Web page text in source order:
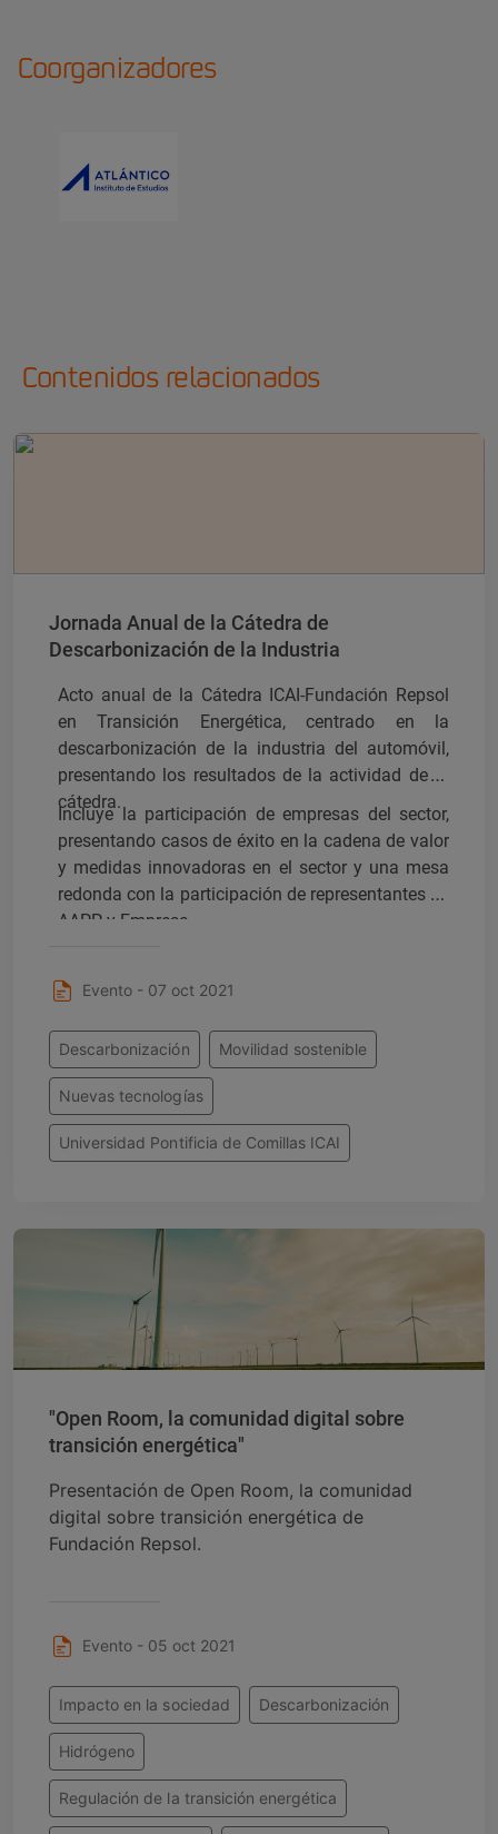
Coorganizadores
Contenidos relacionados
Jornada Anual de la Cátedra de
Descarbonización de la Industria
Acto anual de la Cátedra ICAI-Fundación Repsol
en Transición Energética, centrado en la
descarbonización de la industria del automóvil,
presentando los resultados de la actividad de la
cátedra.
Incluye la participación de empresas del sector,
presentando casos de éxito en la cadena de valor
y medidas innovadoras en el sector y una mesa
redonda con la participación de representantes de
AAPP y Empresa.
Evento - 07 oct 2021
Descarbonización Movilidad sostenible
Nuevas tecnologías
Universidad Pontificia de Comillas ICAI
"Open Room, la comunidad digital sobre
transición energética"
Presentación de Open Room, la comunidad
digital sobre transición energética de
Fundación Repsol.
Evento - 05 oct 2021
Impacto en la sociedad Descarbonización
Hidrógeno
Regulación de la transición energética